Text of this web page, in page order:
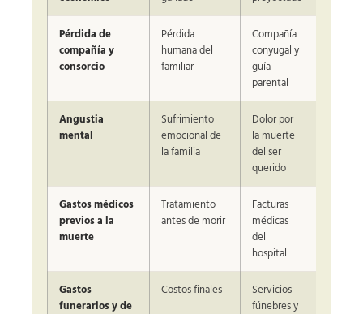
Pérdida de
compañía y
consorcio
Pérdida
humana del
familiar
Compañía
conyugal y
guía
parental
Angustia
mental
Sufrimiento
emocional de
la familia
Dolor por
la muerte
del ser
querido
Gastos médicos
previos a la
muerte
Tratamiento
antes de morir
Facturas
médicas
del
hospital
Gastos
funerarios y de
Costos finales
Servicios
fúnebres y